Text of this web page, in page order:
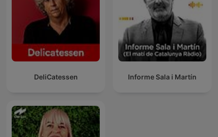
DeliCatessen Informe Sala i Martín